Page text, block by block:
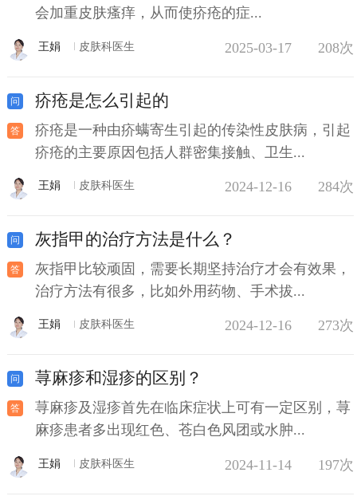
会加重皮肤瘙痒，从而使疥疮的症...
王娟 皮肤科医生 2025-03-17 208次
疥疮是怎么引起的
疥疮是一种由疥螨寄生引起的传染性皮肤病，引起
疥疮的主要原因包括人群密集接触、卫生...
王娟 皮肤科医生 2024-12-16 284次
灰指甲的治疗方法是什么？
灰指甲比较顽固，需要长期坚持治疗才会有效果，
治疗方法有很多，比如外用药物、手术拔...
王娟 皮肤科医生 2024-12-16 273次
荨麻疹和湿疹的区别？
荨麻疹及湿疹首先在临床症状上可有一定区别，荨
麻疹患者多出现红色、苍白色风团或水肿...
王娟 皮肤科医生 2024-11-14 197次